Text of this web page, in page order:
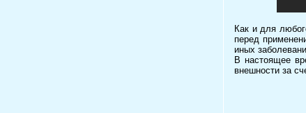
Как и для
перед
иных
В настоящее
внешности за